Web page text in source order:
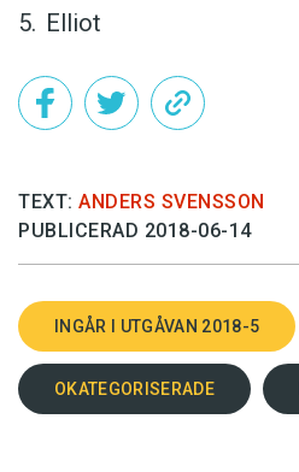
Elliot
TEXT: ANDERS SVENSSON
PUBLICERAD 2018-06-14
INGÅR I UTGÅVAN 2018-5
OKATEGORISERADE